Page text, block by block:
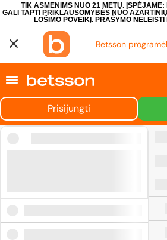
TIK ASMENIMS NUO 21 METŲ.
GALI TAPTI PRIKLAUSOMYBĖS NUO
LOŠIMO POVEIKĮ. PRAŠYMO
Betsson
Prisijungti